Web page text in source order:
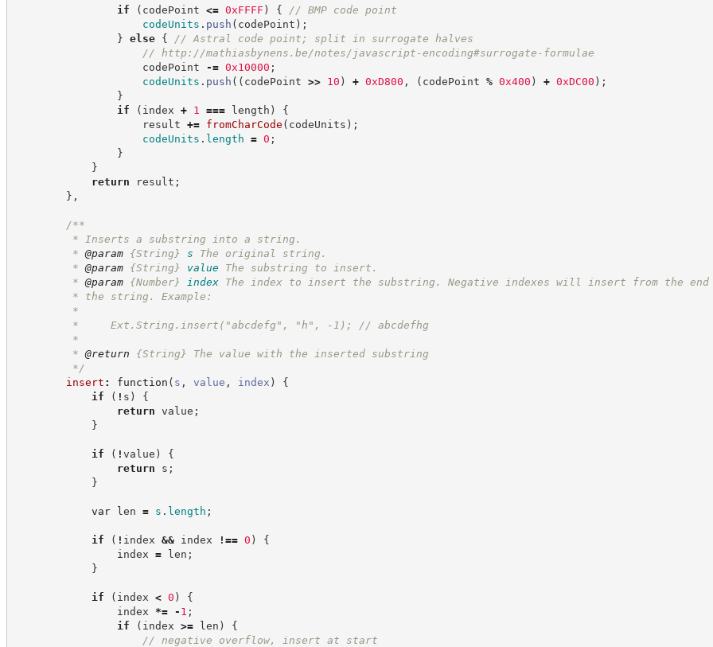
if
( codePoint <= 0xFFFF ) { // BMP code point
codeUnits . push ( codePoint ) ;
} else { // Astral code point; split in surrogate halves
//
http://mathiasbynens.be/notes/javascript-encoding#surrogate-formulae
codePoint
-= 0x10000 ;
codeUnits . push ( ( codePoint >> 10 ) + 0xD800 , ( codePoint % 0x400 ) + 0xDC00 ) ;
}
if
( index + 1 === length )
{
result += fromCharCode ( codeUnits ) ;
codeUnits . length = 0 ;
}
}
return result ;
} ,
/**
* Inserts a substring into a string.
* @param {String} s
The original string.
* @param {String} value
The substring to insert.
* @param {Number} index
The index to insert the substring. Negative indexes will insert from the end
* the string. Example:
*
*     Ext.String.insert("abcdefg", "h", -1); // abcdefhg
*
* @return {String}
The value with the inserted substring
*/
insert : function ( s , value , index )
{
if
( ! s )
{
return value ;
}
if ( ! value )
{
return s ;
}
var len = s . length ;
if ( ! index && index !== 0 )
{
index = len ;
}
if ( index < 0 )
{
index *= - 1 ;
if
( index >= len )
{
// negative overflow, insert at start